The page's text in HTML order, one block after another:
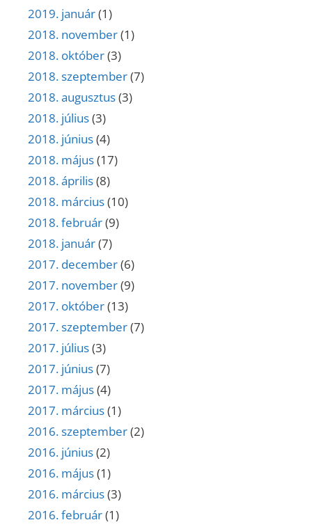
2019. január(1)
2018. november(1)
2018. október(3)
2018. szeptember(7)
2018. augusztus(3)
2018. július(3)
2018. június(4)
2018. május(17)
2018. április(8)
2018. március(10)
2018. február(9)
2018. január(7)
2017. december(6)
2017. november(9)
2017. október(13)
2017. szeptember(7)
2017. július(3)
2017. június(7)
2017. május(4)
2017. március(1)
2016. szeptember(2)
2016. június(2)
2016. május(1)
2016. március(3)
2016. február(1)